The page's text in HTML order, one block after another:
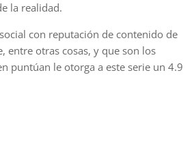
la realidad.
con reputación de contenido de
entre otras cosas, y que son los
puntúan le otorga a este serie un 4.9